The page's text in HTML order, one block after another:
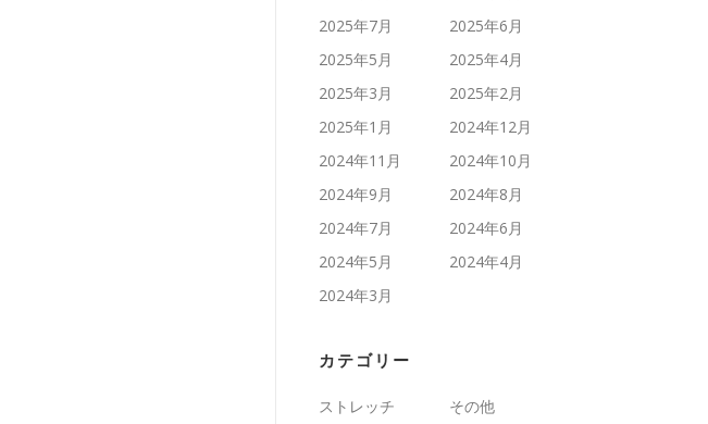
2025年7月
2025年6月
2025年5月
2025年4月
2025年3月
2025年2月
2025年1月
2024年12月
2024年11月
2024年10月
2024年9月
2024年8月
2024年7月
2024年6月
2024年5月
2024年4月
2024年3月
カテゴリー
ストレッチ その他